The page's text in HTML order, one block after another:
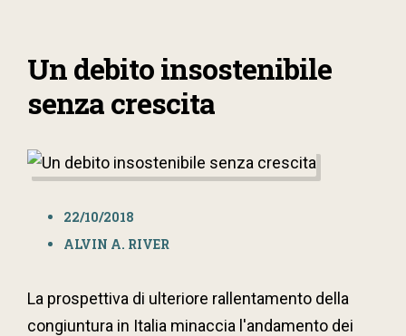
Un debito insostenibile
senza crescita
22/10/2018
ALVIN A. RIVER
La prospettiva di ulteriore rallentamento della
congiuntura in Italia minaccia l'andamento dei